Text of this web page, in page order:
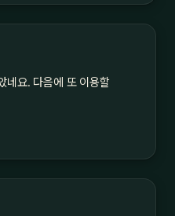
네요. 다음에 또 이용할